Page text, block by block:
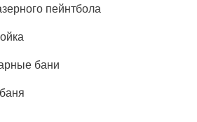
пейнтбола
бани